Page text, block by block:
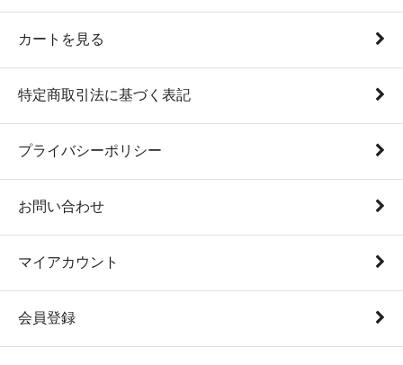
カートを見る
特定商取引法に基づく表記
プライバシーポリシー
お問い合わせ
マイアカウント
会員登録